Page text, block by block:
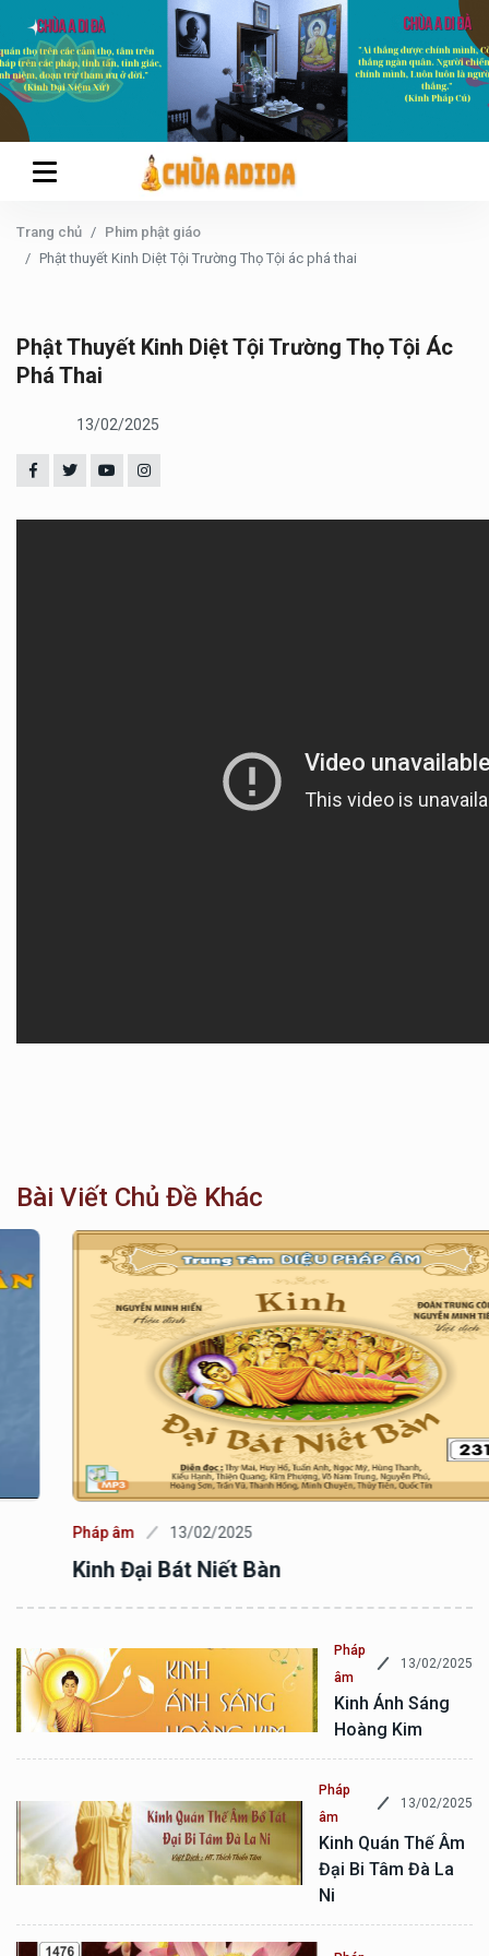
Trang chủ
Phim phật giáo
Phật thuyết Kinh Diệt Tội Trường Thọ Tội ác phá thai
Phật Thuyết Kinh Diệt Tội Trường Thọ Tội Ác
Phá Thai
13/02/2025
Bài Viết Chủ Đề Khác
Pháp âm 13/02/2025
Kinh Đại Bát Niết Bàn
Pháp
âm
13/02/2025
Kinh Ánh Sáng
Hoàng Kim
Pháp
âm
13/02/2025
Kinh Quán Thế Âm
Đại Bi Tâm Đà La
Ni